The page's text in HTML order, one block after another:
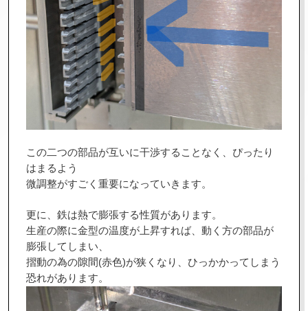
この二つの部品が互いに干渉することなく、ぴったり
はまるよう
微調整がすごく重要になっていきます。
更に、鉄は熱で膨張する性質があります。
生産の際に金型の温度が上昇すれば、動く方の部品が
膨張してしまい、
摺動の為の隙間(赤色)が狭くなり、ひっかかってしまう
恐れがあります。